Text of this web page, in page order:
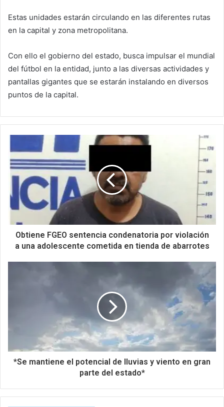
Estas unidades estarán circulando en las diferentes rutas
en la capital y zona metropolitana.
Con ello el gobierno del estado, busca impulsar el mundial
del fútbol en la entidad, junto a las diversas actividades y
pantallas gigantes que se estarán instalando en diversos
puntos de la capital.
Obtiene FGEO sentencia condenatoria por violación
a una adolescente cometida en tienda de abarrotes
*Se mantiene el potencial de lluvias y viento en gran
parte del estado*